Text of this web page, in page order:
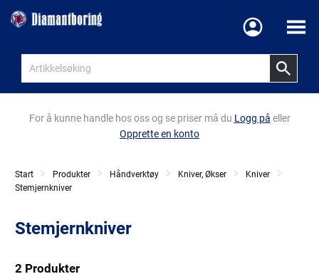
Meny
For å kunne handle hos oss og se priser må du Logg på eller
Opprette en konto
Start Produkter Håndverktøy Kniver, Økser
Kniver
Stemjernkniver
Stemjernkniver
2 Produkter